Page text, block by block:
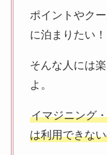
ポイントやク
に泊まりたい！
そんな人には
よ。
イマジニング
は利用できな